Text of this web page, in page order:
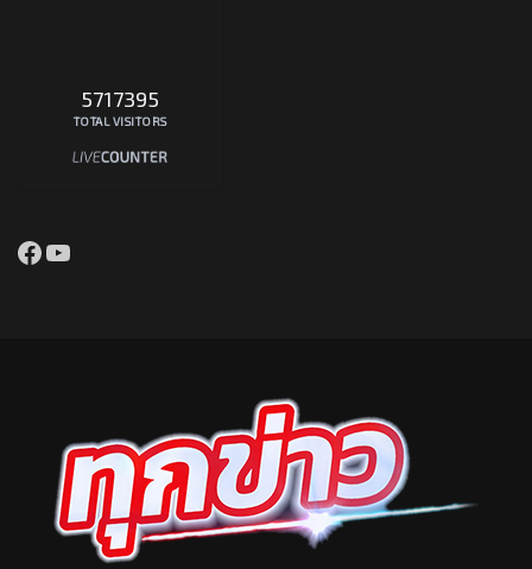
5717395
TOTAL VISITORS
Facebook
YouTube